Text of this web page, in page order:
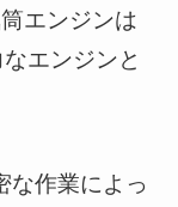
エンジンは
エンジンと
な作業によっ